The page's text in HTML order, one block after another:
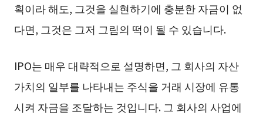
획이라 해도, 그것을 실현하기에 충분한 자금이 없
다면, 그것은 그저 그림의 떡이 될 수 있습니다.
IPO는 매우 대략적으로 설명하면, 그 회사의 자산
가치의 일부를 나타내는 주식을 거래 시장에 유통
시켜 자금을 조달하는 것입니다. 그 회사의 사업에